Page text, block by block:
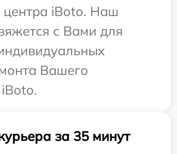
центра iBoto. Наш
с Вами для
Вашего
за 35 минут